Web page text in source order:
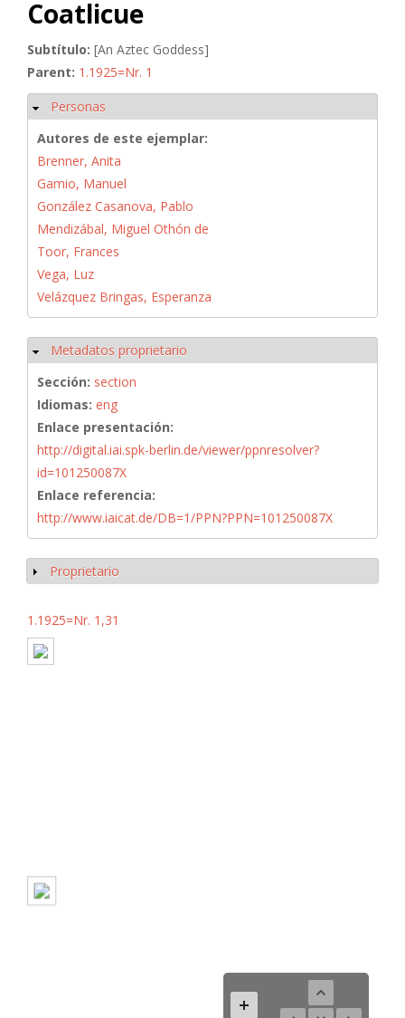
Coatlicue
Subtítulo: [An Aztec Goddess]
Parent: 1.1925=Nr. 1
Ocultar
Personas
Autores de este ejemplar:
Brenner, Anita
Gamio, Manuel
González Casanova, Pablo
Mendizábal, Miguel Othón de
Toor, Frances
Vega, Luz
Velázquez Bringas, Esperanza
Ocultar
Metadatos proprietario
Sección: section
Idiomas: eng
Enlace presentación:
http://digital.iai.spk-berlin.de/viewer/ppnresolver?
id=101250087X
Enlace referencia:
http://www.iaicat.de/DB=1/PPN?PPN=101250087X
Mostrar
Proprietario
1.1925=Nr. 1,31